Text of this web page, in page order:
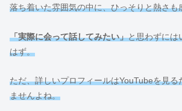
落ち着いた雰囲気の中に、ひっそりと熱さも
「実際に会って話してみたい」と思わずには
はず。
ただ、詳しいプロフィールはYouTubeを見る
ませんよね。